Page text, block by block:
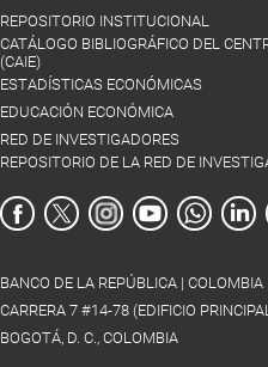
REPOSITORIO INSTITUCIONAL
CATÁLOGO BIBLIOGRÁFICO DEL
(CAIE)
ESTADÍSTICAS ECONÓMICAS
EDUCACIÓN ECONÓMICA
RED DE INVESTIGADORES
REPOSITORIO DE LA RED DE
BANCO DE LA REPÚBLICA | COLOMBIA
CARRERA 7 #14-78 (EDIFICIO
BOGOTÁ, D. C., COLOMBIA